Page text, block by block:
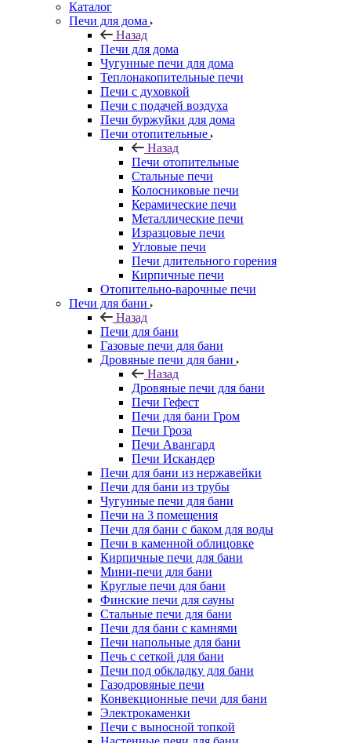
Каталог
Печи для дома
Назад
Печи для дома
Чугунные печи для дома
Теплонакопительные печи
Печи с духовкой
Печи с подачей воздуха
Печи буржуйки для дома
Печи отопительные
Назад
Печи отопительные
Стальные печи
Колосниковые печи
Керамические печи
Металлические печи
Изразцовые печи
Угловые печи
Печи длительного горения
Кирпичные печи
Отопительно-варочные печи
Печи для бани
Назад
Печи для бани
Газовые печи для бани
Дровяные печи для бани
Назад
Дровяные печи для бани
Печи Гефест
Печи для бани Гром
Печи Гроза
Печи Авангард
Печи Искандер
Печи для бани из нержавейки
Печи для бани из трубы
Чугунные печи для бани
Печи на 3 помещения
Печи для бани с баком для воды
Печи в каменной облицовке
Кирпичные печи для бани
Мини-печи для бани
Круглые печи для бани
Финские печи для сауны
Стальные печи для бани
Печи для бани с камнями
Печи напольные для бани
Печь с сеткой для бани
Печи под обкладку для бани
Газодровяные печи
Конвекционные печи для бани
Электрокаменки
Печи с выносной топкой